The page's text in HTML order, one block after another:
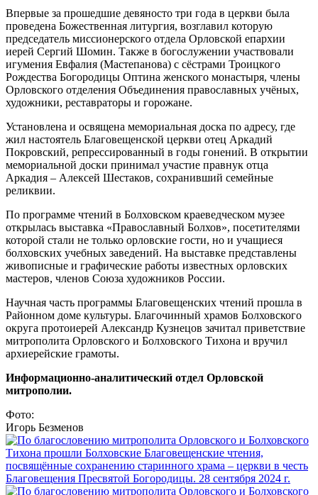
Впервые за прошедшие девяносто три года в церкви была
проведена Божественная литургия, возглавил которую
председатель миссионерского отдела Орловской епархии
иерей Сергий Шомин. Также в богослужении участвовали
игумения Евфалия (Мастепанова) с сёстрами Троицкого
Рождества Богородицы Оптина женского монастыря, члены
Орловского отделения Объединения православных учёных,
художники, реставраторы и горожане.
Установлена и освящена мемориальная доска по адресу, где
жил настоятель Благовещенской церкви отец Аркадий
Покровский, репрессированный в годы гонений. В открытии
мемориальной доски принимал участие правнук отца
Аркадия – Алексей Шестаков, сохранивший семейные
реликвии.
По программе чтений в Болховском краеведческом музее
открылась выставка «Православный Болхов», посетителями
которой стали не только орловские гости, но и учащиеся
болховских учебных заведений. На выставке представлены
живописные и графические работы известных орловских
мастеров, членов Союза художников России.
Научная часть программы Благовещенских чтений прошла в
Районном доме культуры. Благочинный храмов Болховского
округа протоиерей Александр Кузнецов зачитал приветствие
митрополита Орловского и Болховского Тихона и вручил
архиерейские грамоты.
Информационно-аналитический отдел Орловской
митрополии.
Фото:
Игорь Безменов